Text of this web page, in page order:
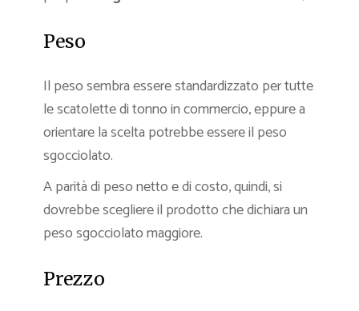
Peso
Il peso sembra essere standardizzato per tutte
le scatolette di tonno in commercio, eppure a
orientare la scelta potrebbe essere il peso
sgocciolato.
A parità di peso netto e di costo, quindi, si
dovrebbe scegliere il prodotto che dichiara un
peso sgocciolato maggiore.
Prezzo